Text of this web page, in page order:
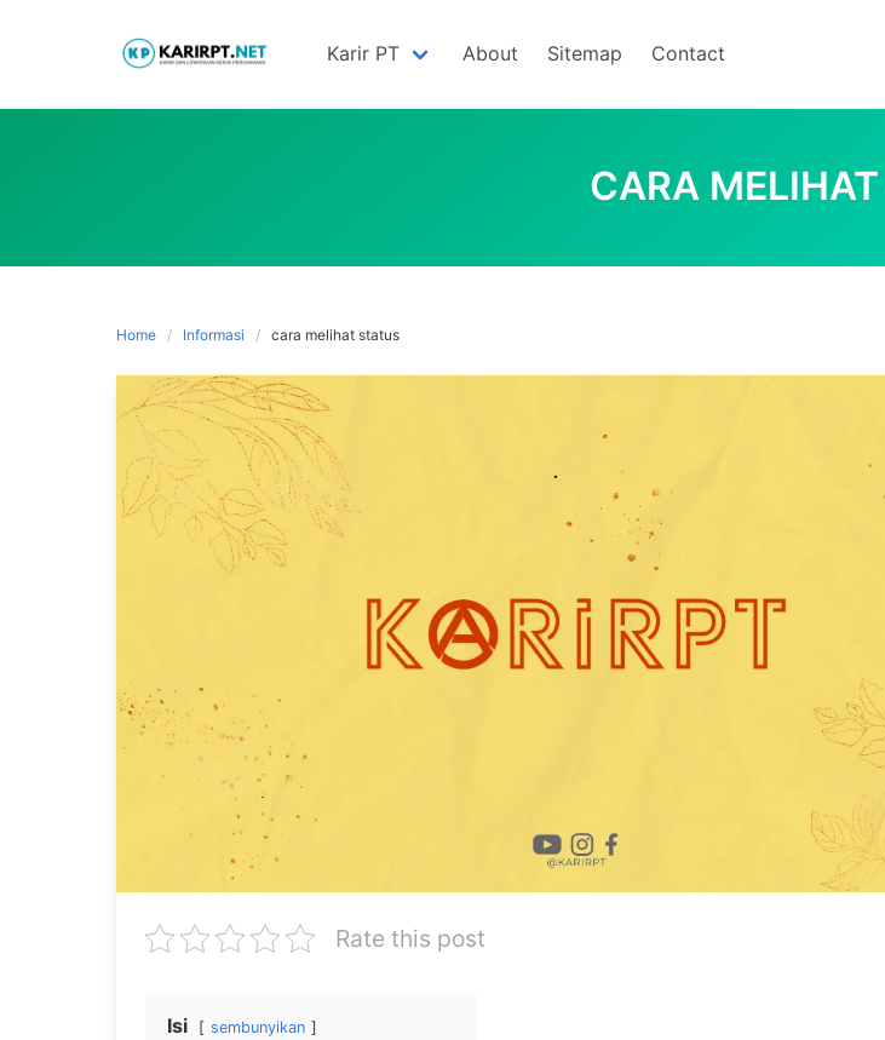
Karir PT About Sitemap Contact
CARA
Home Informasi cara melihat status
Rate this post
Isi sembunyikan